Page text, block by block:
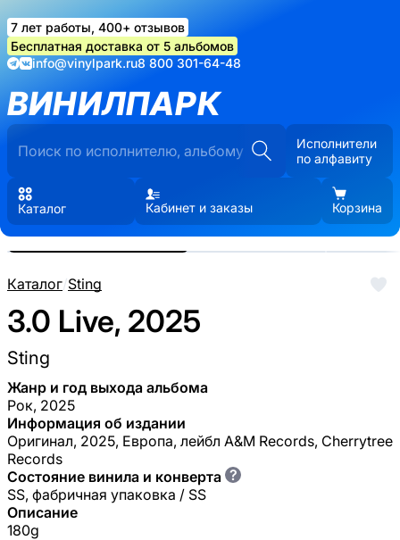
7 лет работы, 400+ отзывов
Бесплатная доставка от 5 альбомов
info@vinylpark.ru8 800 301-64-48
ВИНИЛПАРК
Исполнители
по алфавиту
Каталог Кабинет и заказы Корзина
Каталог/Sting
3.0 Live, 2025
Sting
Жанр и год выхода альбома
Рок, 2025
Информация об издании
Оригинал, 2025, Европа, лейбл A&M Records, Cherrytree
Records
Состояние винила и конверта ?
SS, фабричная упаковка / SS
Описание
180g
Реальные фото пластинки.
Нажмите, чтобы увеличить